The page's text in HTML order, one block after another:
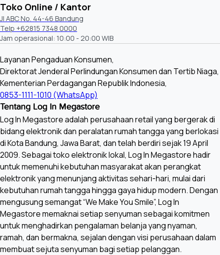
Toko Online / Kantor
Jl ABC No. 44-46 Bandung
Telp +62815 7348 0000
Jam operasional: 10:00 - 20:00 WIB
Layanan Pengaduan Konsumen,
Direktorat Jenderal Perlindungan Konsumen dan Tertib Niaga,
Kementerian Perdagangan Republik Indonesia,
0853-1111-1010 (WhatsApp)
Tentang Log In Megastore
Log In Megastore adalah perusahaan retail yang bergerak di
bidang elektronik dan peralatan rumah tangga yang berlokasi
di Kota Bandung, Jawa Barat, dan telah berdiri sejak 19 April
2009. Sebagai toko elektronik lokal, Log In Megastore hadir
untuk memenuhi kebutuhan masyarakat akan perangkat
elektronik yang menunjang aktivitas sehari-hari, mulai dari
kebutuhan rumah tangga hingga gaya hidup modern. Dengan
mengusung semangat “We Make You Smile”, Log In
Megastore memaknai setiap senyuman sebagai komitmen
untuk menghadirkan pengalaman belanja yang nyaman,
ramah, dan bermakna, sejalan dengan visi perusahaan dalam
membuat sejuta senyuman bagi setiap pelanggan.